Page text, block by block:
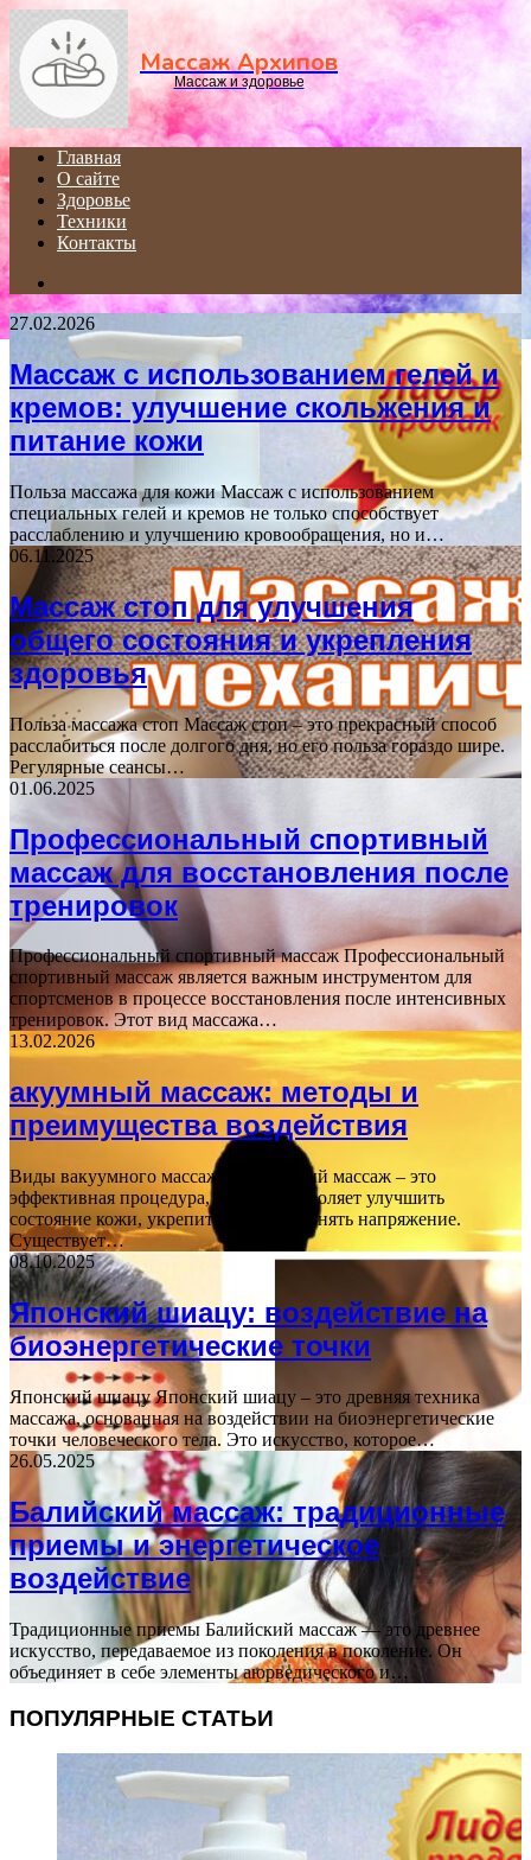
Массаж Архипов
Массаж и здоровье
Главная
О сайте
Здоровье
Техники
Контакты
for
27.02.2026
Массаж с использованием гелей и
кремов: улучшение скольжения и
питание кожи
Польза массажа для кожи Массаж с использованием
специальных гелей и кремов не только способствует
расслаблению и улучшению кровообращения, но и…
06.11.2025
Массаж стоп для улучшения
общего состояния и укрепления
здоровья
Польза массажа стоп Массаж стоп – это прекрасный способ
расслабиться после долгого дня, но его польза гораздо шире.
Регулярные сеансы…
01.06.2025
Профессиональный спортивный
массаж для восстановления после
тренировок
Профессиональный спортивный массаж Профессиональный
спортивный массаж является важным инструментом для
спортсменов в процессе восстановления после интенсивных
тренировок. Этот вид массажа…
13.02.2026
акуумный массаж: методы и
преимущества воздействия
Виды вакуумного массажа Вакуумный массаж – это
эффективная процедура, которая позволяет улучшить
состояние кожи, укрепить мышцы и снять напряжение.
Существует…
08.10.2025
Японский шиацу: воздействие на
биоэнергетические точки
Японский шиацу Японский шиацу – это древняя техника
массажа, основанная на воздействии на биоэнергетические
точки человеческого тела. Это искусство, которое…
26.05.2025
Балийский массаж: традиционные
приемы и энергетическое
воздействие
Традиционные приемы Балийский массаж — это древнее
искусство, передаваемое из поколения в поколение. Он
объединяет в себе элементы аюрведического и…
ПОПУЛЯРНЫЕ СТАТЬИ